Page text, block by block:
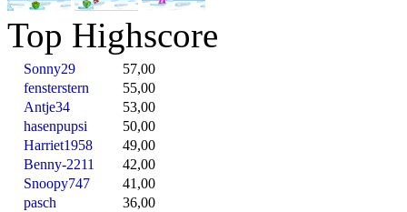
Top Highscore
Sonny29
57,00
fensterstern
55,00
Antje34
53,00
hasenpupsi
50,00
Harriet1958
49,00
Benny-2211
42,00
Snoopy747
41,00
pasch
36,00